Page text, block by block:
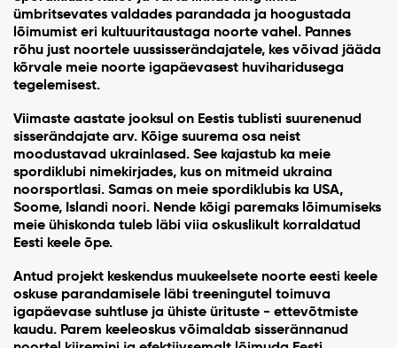
ümbritsevates valdades parandada ja hoogustada
lõimumist eri kultuuritaustaga noorte vahel. Pannes
rõhu just noortele uussisserändajatele, kes võivad jääda
kõrvale meie noorte igapäevasest huviharidusega
tegelemisest.
Viimaste aastate jooksul on Eestis tublisti suurenenud
sisserändajate arv. Kõige suurema osa neist
moodustavad ukrainlased. See kajastub ka meie
spordiklubi nimekirjades, kus on mitmeid ukraina
noorsportlasi. Samas on meie spordiklubis ka USA,
Soome, Islandi noori. Nende kõigi paremaks lõimumiseks
meie ühiskonda tuleb läbi viia oskuslikult korraldatud
Eesti keele õpe.
Antud projekt keskendus muukeelsete noorte eesti keele
oskuse parandamisele läbi treeningutel toimuva
igapäevase suhtluse ja ühiste ürituste - ettevõtmiste
kaudu. Parem keeleoskus võimaldab sisserännanud